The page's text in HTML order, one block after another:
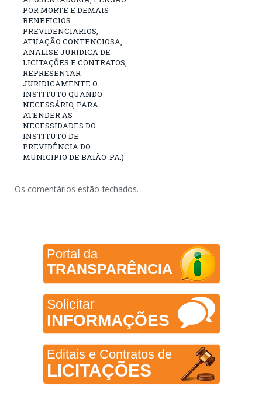
POR MORTE E DEMAIS
BENEFICIOS
PREVIDENCIARIOS,
ATUAÇÃO CONTENCIOSA,
ANALISE JURIDICA DE
LICITAÇÕES E CONTRATOS,
REPRESENTAR
JURIDICAMENTE O
INSTITUTO QUANDO
NECESSÁRIO, PARA
ATENDER AS
NECESSIDADES DO
INSTITUTO DE
PREVIDÊNCIA DO
MUNICIPIO DE BAIÃO-PA.)
Os comentários estão fechados.
Portal da
TRANSPARÊNCIA
Solicitar
INFORMAÇÕES
Editais e Contratos de
LICITAÇÕES